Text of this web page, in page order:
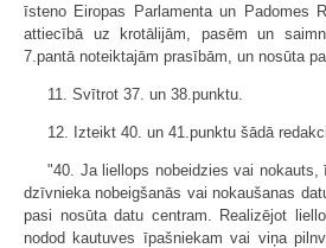
īsteno Eiropas Parlamenta un Padomes
attiecībā uz krotālijām, pasēm un
7.pantā noteiktajām prasībām, un nosūta
11. Svītrot 37. un 38.punktu.
12. Izteikt 40. un 41.punktu šādā
"40. Ja liellops nobeidzies vai
dzīv­nieka nobeigšanās vai nokaušanas
pasi nosūta datu centram. Realizējot
nodod kautuves īpašniekam vai viņa